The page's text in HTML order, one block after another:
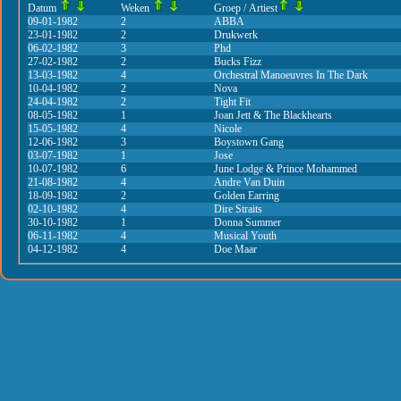
Datum Weken
Groep / Artiest
09-01-1982
2
ABBA
23-01-1982
2
Drukwerk
06-02-1982
3
Phd
27-02-1982
2
Bucks Fizz
13-03-1982
4
Orchestral Manoeuvres In The Dark
10-04-1982
2
Nova
24-04-1982
2
Tight Fit
08-05-1982
1
Joan Jett & The Blackhearts
15-05-1982
4
Nicole
12-06-1982
3
Boystown Gang
03-07-1982
1
Jose
10-07-1982
6
June Lodge & Prince Mohammed
21-08-1982
4
Andre Van Duin
18-09-1982
2
Golden Earring
02-10-1982
4
Dire Straits
30-10-1982
1
Donna Summer
06-11-1982
4
Musical Youth
04-12-1982
4 Doe Maar